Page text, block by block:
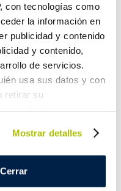
con tecnologías como
la información en
publicidad y contenido
y contenido,
de servicios.
usa sus datos y con
retirar su
se procesan sus
Mostrar detalles
training
can develop